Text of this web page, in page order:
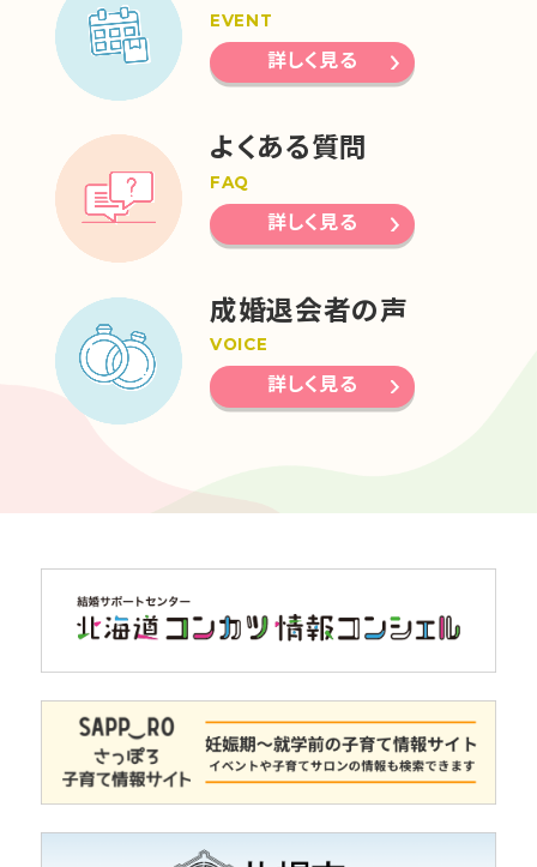
EVENT
詳しく見る
よくある質問
FAQ
詳しく見る
成婚退会者の声
VOICE
詳しく見る